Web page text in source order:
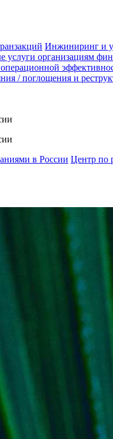
Инжиниринг и
услуги организациям
/ поглощения и
в России Центр по